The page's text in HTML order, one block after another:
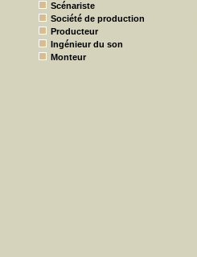
Scénariste
Société de production
Producteur
Ingénieur du son
Monteur